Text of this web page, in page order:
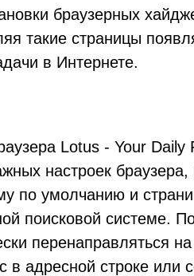
браузерных
такие страницы
в Интернете.
Lotus - Your Daily
настроек браузера,
по умолчанию и
поисковой системе.
перенаправляться
в адресной строке или